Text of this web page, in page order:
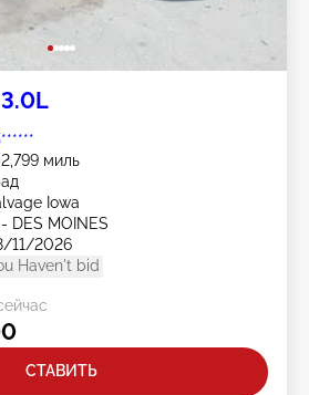
миль
Iowa
- DES MOINES
11/2026
Haven't bid
СТАВИТЬ